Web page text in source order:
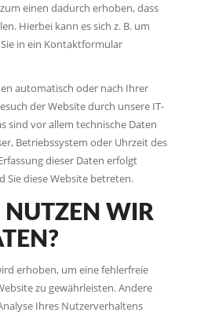
einen dadurch erhoben, dass
Hierbei kann es sich z. B. um
in ein Kontaktformular
automatisch oder nach Ihrer
der Website durch unsere IT-
sind vor allem technische Daten
Betriebssystem oder Uhrzeit des
dieser Daten erfolgt
Sie diese Website betreten.
WIR
erhoben, um eine fehlerfreie
zu gewährleisten. Andere
Ihres Nutzerverhaltens